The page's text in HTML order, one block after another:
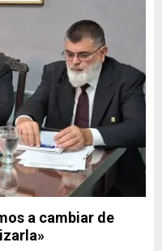
a cambiar de